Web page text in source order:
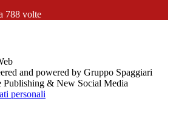
788 volte
and powered by Gruppo Spaggiari
Publishing & New Social Media
personali